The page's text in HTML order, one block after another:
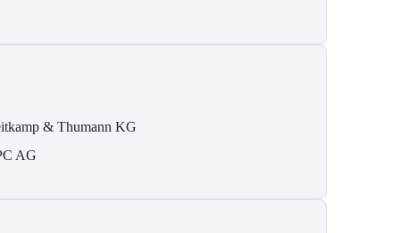
& Thumann KG
AG